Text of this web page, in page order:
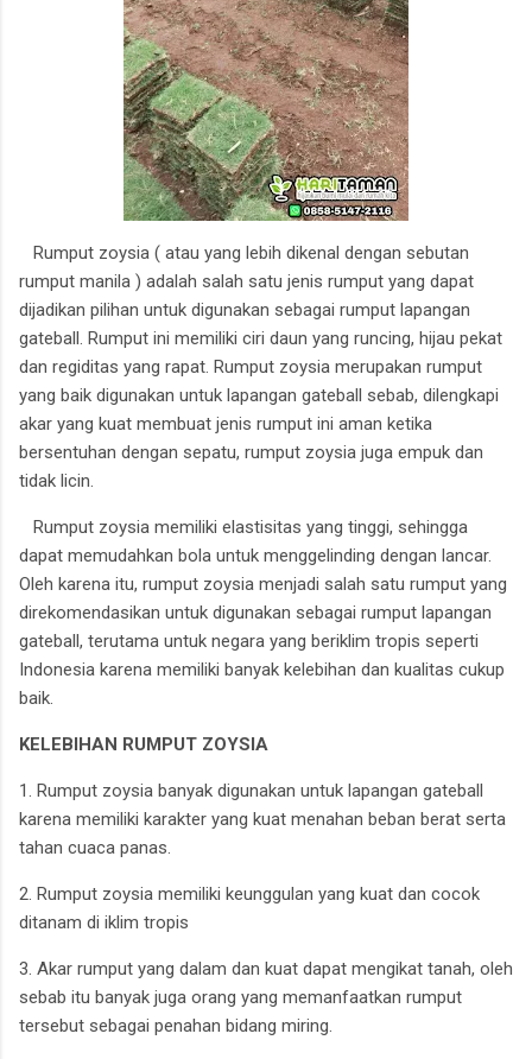
Rumput zoysia ( atau yang lebih dikenal dengan sebutan
rumput manila ) adalah salah satu jenis rumput yang dapat
dijadikan pilihan untuk digunakan sebagai rumput lapangan
gateball. Rumput ini memiliki ciri daun yang runcing, hijau pekat
dan regiditas yang rapat. Rumput zoysia merupakan rumput
yang baik digunakan untuk lapangan gateball sebab, dilengkapi
akar yang kuat membuat jenis rumput ini aman ketika
bersentuhan dengan sepatu, rumput zoysia juga empuk dan
tidak licin.
Rumput zoysia memiliki elastisitas yang tinggi, sehingga
dapat memudahkan bola untuk menggelinding dengan lancar.
Oleh karena itu, rumput zoysia menjadi salah satu rumput yang
direkomendasikan untuk digunakan sebagai rumput lapangan
gateball, terutama untuk negara yang beriklim tropis seperti
Indonesia karena memiliki banyak kelebihan dan kualitas cukup
baik.
KELEBIHAN RUMPUT ZOYSIA
1. Rumput zoysia banyak digunakan untuk lapangan gateball
karena memiliki karakter yang kuat menahan beban berat serta
tahan cuaca panas.
2. Rumput zoysia memiliki keunggulan yang kuat dan cocok
ditanam di iklim tropis
3. Akar rumput yang dalam dan kuat dapat mengikat tanah, oleh
sebab itu banyak juga orang yang memanfaatkan rumput
tersebut sebagai penahan bidang miring.